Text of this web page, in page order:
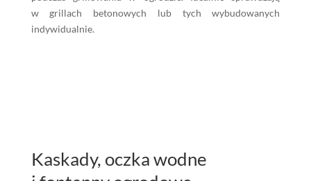
w grillach betonowych lub tych wybudowanych
indywidualnie.
Kaskady, oczka wodne